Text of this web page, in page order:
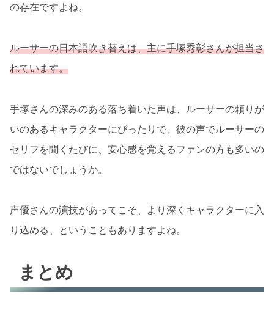
の存在ですよね。
ルーサーの日本語吹き替えは、主に手塚秀彰さんが担当さ
れています。
手塚さんの深みのある落ち着いた声は、ルーサーの頼りが
いのあるキャラクターにぴったりで、彼の声でルーサーの
セリフを聞くたびに、安心感を覚えるファンの方も多いの
ではないでしょうか。
声優さんの演技があってこそ、より深くキャラクターに入
り込める、ということもありますよね。
まとめ